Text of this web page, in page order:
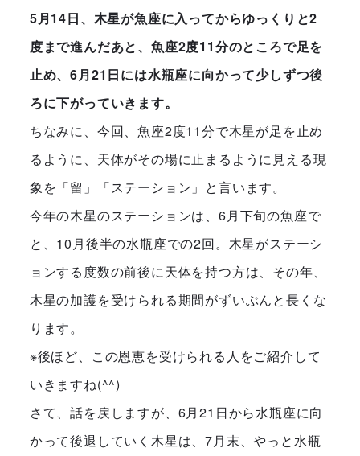
5月14日、木星が魚座に入ってからゆっくりと2
度まで進んだあと、魚座2度11分のところで足を
止め、6月21日には水瓶座に向かって少しずつ後
ろに下がっていきます。
ちなみに、今回、魚座2度11分で木星が足を止め
るように、天体がその場に止まるように見える現
象を「留」「ステーション」と言います。
今年の木星のステーションは、6月下旬の魚座で
と、10月後半の水瓶座での2回。木星がステーシ
ョンする度数の前後に天体を持つ方は、その年、
木星の加護を受けられる期間がずいぶんと長くな
ります。
※後ほど、この恩恵を受けられる人をご紹介して
いきますね(^^)
さて、話を戻しますが、6月21日から水瓶座に向
かって後退していく木星は、7月末、やっと水瓶